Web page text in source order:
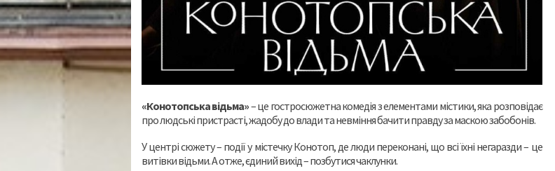
«Конотопська відьма»– це гостросюжетна комедія з елементами містики, яка розповідає
про людські пристрасті, жадобу до влади та невміння бачити правду за маскою забобонів.
У центрі сюжету – події у містечку Конотоп, де люди переконані, що всі їхні негаразди – це
витівки відьми. А отже, єдиний вихід – позбутися чаклунки.